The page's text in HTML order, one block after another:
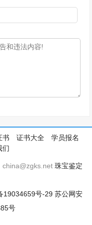
书 证书大全
学员报名
们
china@zgks.net珠宝鉴定
19034659号-29 苏公网安
号